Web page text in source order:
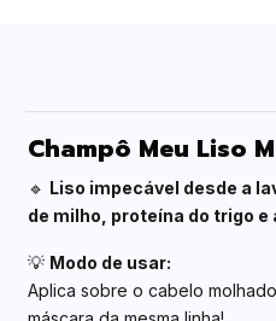
Champô Meu Liso
🔹 Liso impecável desde a
de milho, proteína do trigo e
💡 Modo de usar:
Aplica sobre o cabelo